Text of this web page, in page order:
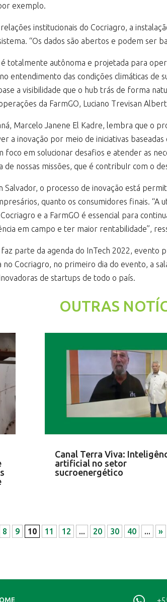
exemplo.
institucionais do Cocriagro, a
“Os dados são abertos e podem ser
totalmente autônoma e projetada para
entendimento das condições climáticas de
a visibilidade que o hub trás de forma
da FarmGO, Luciano Trevisan
Marcelo Janene El Kadre, lembra que o
a inovação por meio de iniciativas
em solucionar desafios e atender as
nossas missões, que é contribuIr com o
Salvador, o processo de inovação está
quanto os consumidores finais. “A
e a FarmGO é essencial para
em campo e ter maior rentabilidade”,
parte da agenda do InTech 2022, evento
Cocriagro, no primeiro dia do evento, a
de startups de todo o país.
OUTRAS
Canal Terra Viva:
artificial no setor
sucroenergético
8 9 10 11 12 ... 20 30 40 ... »